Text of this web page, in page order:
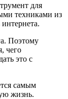
для
техниками из
Поэтому
чего
это с
самым
жизнь.